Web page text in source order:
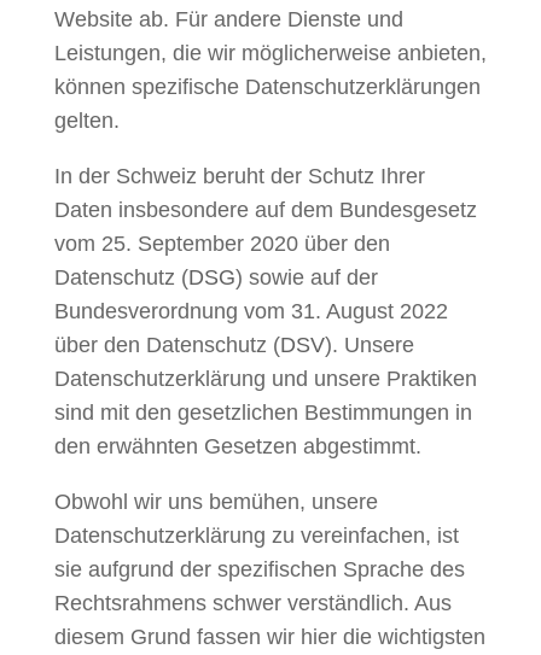
Website ab. Für andere Dienste und
Leistungen, die wir möglicherweise anbieten,
können spezifische Datenschutzerklärungen
gelten.
In der Schweiz beruht der Schutz Ihrer
Daten insbesondere auf dem Bundesgesetz
vom 25. September 2020 über den
Datenschutz (DSG) sowie auf der
Bundesverordnung vom 31. August 2022
über den Datenschutz (DSV). Unsere
Datenschutzerklärung und unsere Praktiken
sind mit den gesetzlichen Bestimmungen in
den erwähnten Gesetzen abgestimmt.
Obwohl wir uns bemühen, unsere
Datenschutzerklärung zu vereinfachen, ist
sie aufgrund der spezifischen Sprache des
Rechtsrahmens schwer verständlich. Aus
diesem Grund fassen wir hier die wichtigsten